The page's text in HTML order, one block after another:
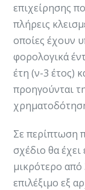
επιχείρησης
πλήρεις
οποίες έχουν
φορολογικά
έτη (ν-3 έτος)
προηγούνται
Σε περίπτωση
σχέδιο θα
μικρότερο από
επιλέξιμο εξ